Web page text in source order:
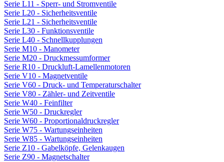
Serie L11 - Sperr- und Stromventile
Serie L20 - Sicherheitsventile
Serie L21 - Sicherheitsventile
Serie L30 - Funktionsventile
Serie L40 - Schnellkupplungen
Serie M10 - Manometer
Serie M20 - Druckmessumformer
Serie R10 - Druckluft-Lamellenmotoren
Serie V10 - Magnetventile
Serie V60 - Druck- und Temperaturschalter
Serie V80 - Zähler- und Zeitventile
Serie W40 - Feinfilter
Serie W50 - Druckregler
Serie W60 - Proportionaldruckregler
Serie W75 - Wartungseinheiten
Serie W85 - Wartungseinheiten
Serie Z10 - Gabelköpfe, Gelenkaugen
Serie Z90 - Magnetschalter